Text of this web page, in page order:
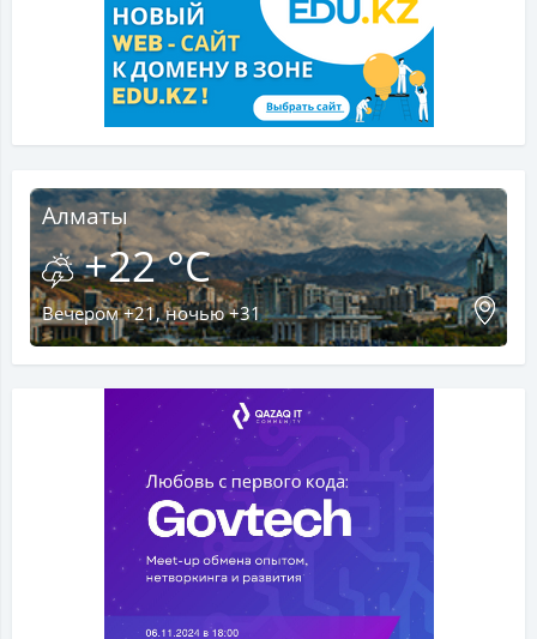
Алматы
+22 °C
Вечером +21, ночью +31